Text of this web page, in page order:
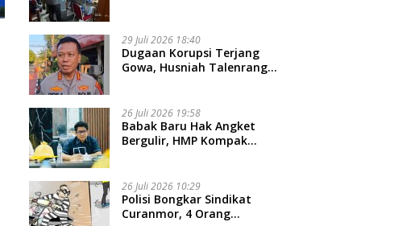
Rp16 Miliar
29 Juli 2026 18:40
Dugaan Korupsi Terjang
Gowa, Husniah Talenrang
26 Juli 2026 19:58
​Babak Baru Hak Angket
Bergulir, HMP Kompak
26 Juli 2026 10:29
Polisi Bongkar Sindikat
Curanmor, 4 Orang